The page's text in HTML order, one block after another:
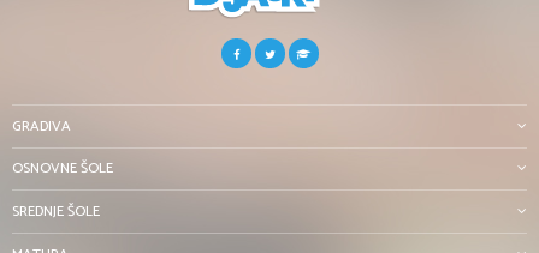
GRADIVA
OSNOVNE ŠOLE
SREDNJE ŠOLE